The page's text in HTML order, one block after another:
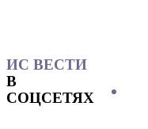
ИС ВЕСТИ
В
СОЦСЕТЯХ